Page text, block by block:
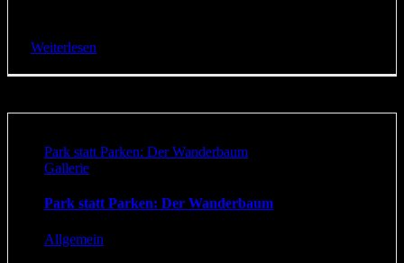
Weiterlesen
Park statt Parken: Der Wanderbaum
Gallerie
Park statt Parken: Der Wanderbaum
Allgemein